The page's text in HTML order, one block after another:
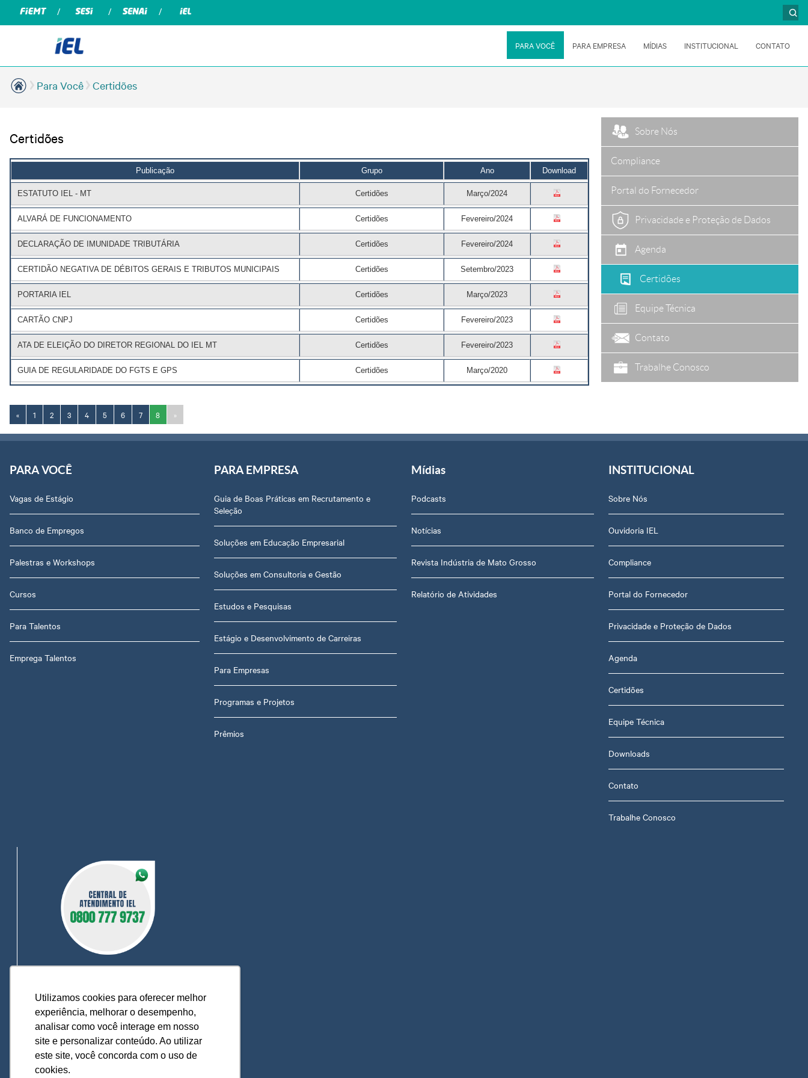
Utilizamos cookies para oferecer melhor
experiência, melhorar o desempenho,
analisar como você interage em nosso
site e personalizar conteúdo. Ao utilizar
este site, você concorda com o uso de
cookies.
PARA VOCÊ PARA EMPRESA MÍDIAS INSTITUCIONAL CONTATO
Para Você Certidões
Certidões
Publicação Grupo Ano Download
ESTATUTO IEL - MT Certidões Março/2024
ALVARÁ DE FUNCIONAMENTO Certidões Fevereiro/2024
DECLARAÇÃO DE IMUNIDADE TRIBUTÁRIA Certidões Fevereiro/2024
CERTIDÃO NEGATIVA DE DÉBITOS GERAIS E TRIBUTOS MUNICIPAIS Certidões Setembro/2023
PORTARIA IEL Certidões Março/2023
CARTÃO CNPJ Certidões Fevereiro/2023
ATA DE ELEIÇÃO DO DIRETOR REGIONAL DO IEL MT Certidões Fevereiro/2023
GUIA DE REGULARIDADE DO FGTS E GPS Certidões Março/2020
« 1 2 3 4 5 6 7 8 »
Sobre Nós
Compliance
Portal do Fornecedor
Privacidade e Proteção de Dados
Agenda
Certidões
Equipe Técnica
Contato
Trabalhe Conosco
PARA VOCÊ
Vagas de Estágio
Banco de Empregos
Palestras e Workshops
Cursos
Para Talentos
Emprega Talentos
PARA EMPRESA
Guia de Boas Práticas em Recrutamento e
Seleção
Soluções em Educação Empresarial
Soluções em Consultoria e Gestão
Estudos e Pesquisas
Estágio e Desenvolvimento de Carreiras
Para Empresas
Programas e Projetos
Prêmios
Mídias
Podcasts
Notícias
Revista Indústria de Mato Grosso
Relatório de Atividades
INSTITUCIONAL
Sobre Nós
Ouvidoria IEL
Compliance
Portal do Fornecedor
Privacidade e Proteção de Dados
Agenda
Certidões
Equipe Técnica
Downloads
Contato
Trabalhe Conosco
0800 777 9737
O IEL MT está a sua disposição, pronto para
esclarecer dúvidas, receber reclamações,
sugestões e firmar parcerias, visando
sempre oferecer melhores serviços e